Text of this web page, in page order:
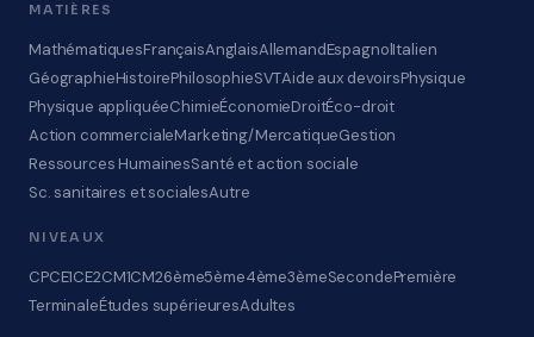
MATIÈRES
MathématiquesFrançaisAnglaisAllemandEspagnolItalien
GéographieHistoirePhilosophieSVTAide aux devoirsPhysique
Physique appliquéeChimieÉconomieDroitÉco-droit
Action commercialeMarketing/MercatiqueGestion
Ressources HumainesSanté et action sociale
Sc. sanitaires et socialesAutre
NIVEAUX
CPCE1CE2CM1CM26ème5ème4ème3èmeSecondePremière
TerminaleÉtudes supérieuresAdultes